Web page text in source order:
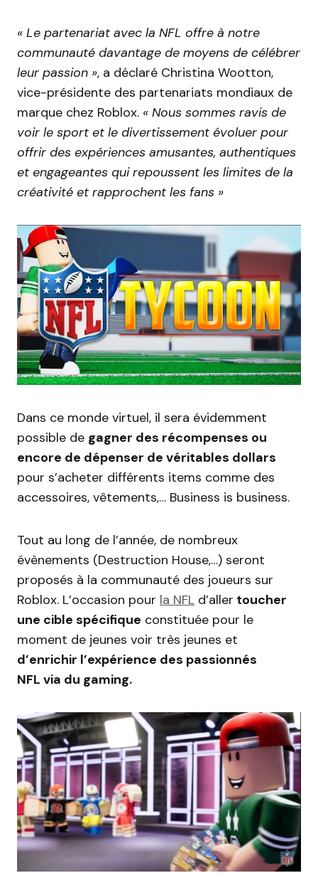
« Le partenariat avec la NFL offre à notre
communauté davantage de moyens de célébrer
leur passion », a déclaré Christina Wootton,
vice-présidente des partenariats mondiaux de
marque chez Roblox. « Nous sommes ravis de
voir le sport et le divertissement évoluer pour
offrir des expériences amusantes, authentiques
et engageantes qui repoussent les limites de la
créativité et rapprochent les fans »
Dans ce monde virtuel, il sera évidemment
possible de gagner des récompenses ou
encore de dépenser de véritables dollars
pour s’acheter différents items comme des
accessoires, vêtements,… Business is business.
Tout au long de l’année, de nombreux
évènements (Destruction House,…) seront
proposés à la communauté des joueurs sur
Roblox. L’occasion pour la NFL d’aller toucher
une cible spécifique constituée pour le
moment de jeunes voir très jeunes et
d’enrichir l’expérience des passionnés
NFL via du gaming.